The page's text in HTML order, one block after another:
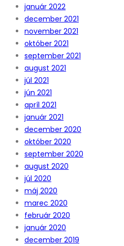
január 2022
december 2021
november 2021
október 2021
september 2021
august 2021
júl 2021
jún 2021
apríl 2021
január 2021
december 2020
október 2020
september 2020
august 2020
júl 2020
máj 2020
marec 2020
február 2020
január 2020
december 2019